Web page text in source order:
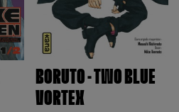
BORUTO - TWO BLUE
VORTEX